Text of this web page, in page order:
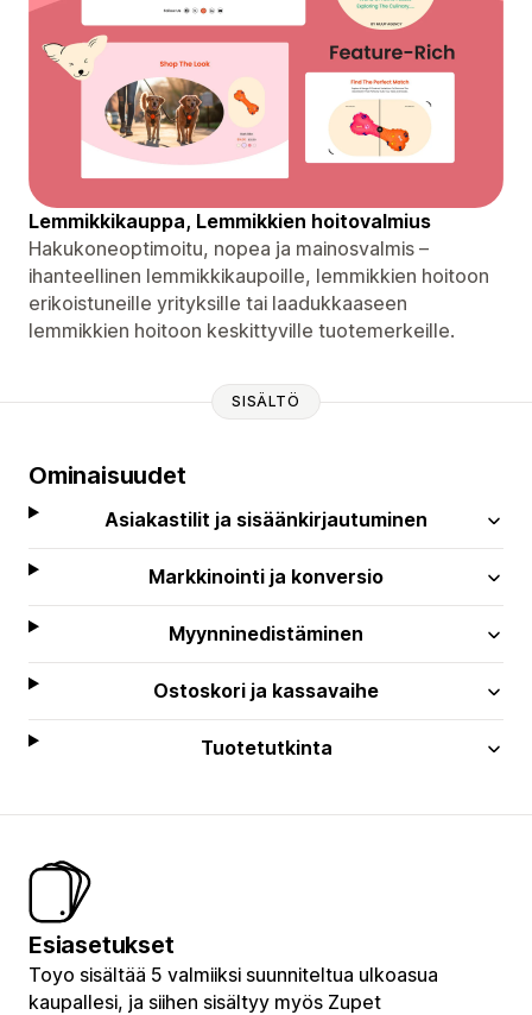
Lemmikkikauppa, Lemmikkien hoitovalmius
Hakukoneoptimoitu, nopea ja mainosvalmis –
ihanteellinen lemmikkikaupoille, lemmikkien hoitoon
erikoistuneille yrityksille tai laadukkaaseen
lemmikkien hoitoon keskittyville tuotemerkeille.
SISÄLTÖ
Ominaisuudet
Asiakastilit ja sisäänkirjautuminen
Markkinointi ja konversio
Myynninedistäminen
Ostoskori ja kassavaihe
Tuotetutkinta
Esiasetukset
Toyo sisältää 5 valmiiksi suunniteltua ulkoasua
kaupallesi, ja siihen sisältyy myös Zupet